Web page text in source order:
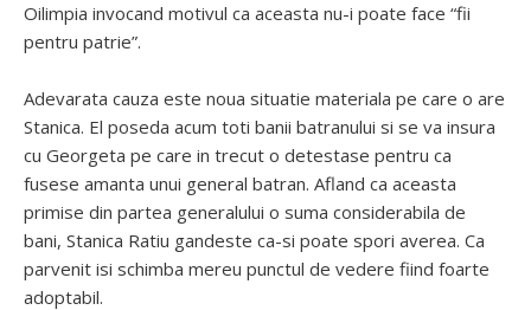
Oilimpia invocand motivul ca aceasta nu-i poate face “fii
pentru patrie”.
Adevarata cauza este noua situatie materiala pe care o are
Stanica. El poseda acum toti banii batranului si se va insura
cu Georgeta pe care in trecut o detestase pentru ca
fusese amanta unui general batran. Afland ca aceasta
primise din partea generalului o suma considerabila de
bani, Stanica Ratiu gandeste ca-si poate spori averea. Ca
parvenit isi schimba mereu punctul de vedere fiind foarte
adoptabil.